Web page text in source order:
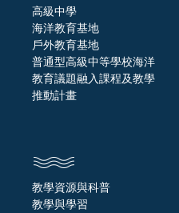
高級中學
海洋教育基地
戶外教育基地
普通型高級中等學校海洋
教育議題融入課程及教學
推動計畫
教學資源與科普
教學與學習